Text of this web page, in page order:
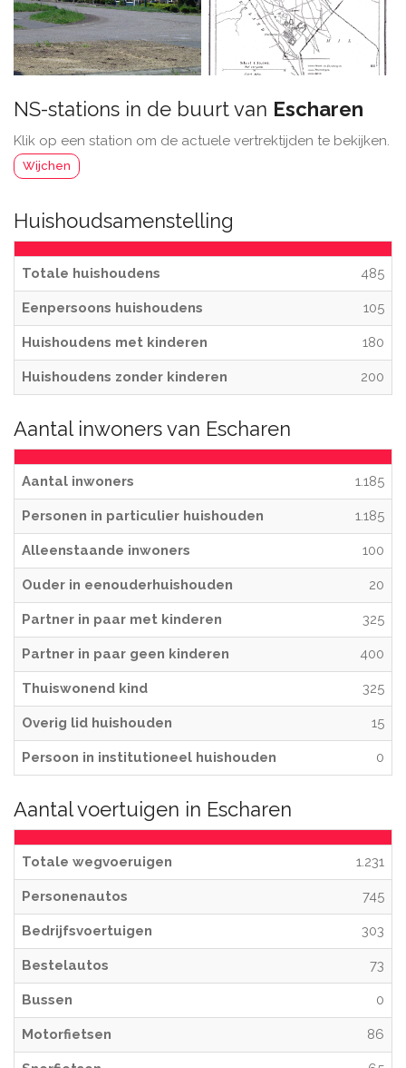
NS-stations in de buurt van Escharen
Klik op een station om de actuele vertrektijden te bekijken.
Wijchen
Huishoudsamenstelling
Totale huishoudens 485
Eenpersoons huishoudens 105
Huishoudens met kinderen 180
Huishoudens zonder kinderen 200
Aantal inwoners van Escharen
Aantal inwoners 1.185
Personen in particulier huishouden 1.185
Alleenstaande inwoners 100
Ouder in eenouderhuishouden 20
Partner in paar met kinderen 325
Partner in paar geen kinderen 400
Thuiswonend kind 325
Overig lid huishouden 15
Persoon in institutioneel huishouden 0
Aantal voertuigen in Escharen
Totale wegvoeruigen 1.231
Personenautos 745
Bedrijfsvoertuigen 303
Bestelautos 73
Bussen 0
Motorfietsen 86